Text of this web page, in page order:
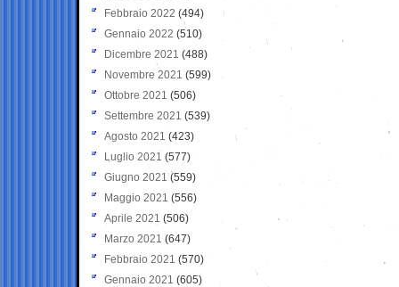
Febbraio 2022 (494)
Gennaio 2022 (510)
Dicembre 2021 (488)
Novembre 2021 (599)
Ottobre 2021 (506)
Settembre 2021 (539)
Agosto 2021 (423)
Luglio 2021 (577)
Giugno 2021(559)
Maggio 2021 (556)
Aprile 2021 (506)
Marzo 2021 (647)
Febbraio 2021 (570)
Gennaio 2021 (605)